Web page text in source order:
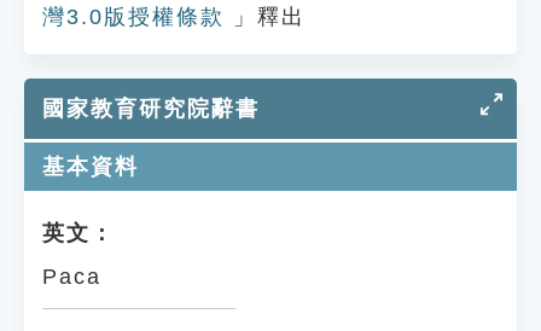
灣3.0版授權條款
」釋出
國家教育研究院辭書
基本資料
英文：
Paca